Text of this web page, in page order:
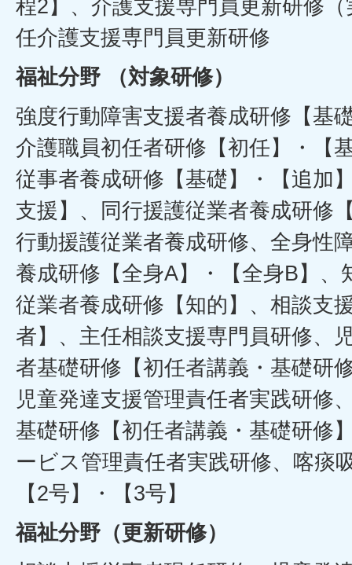
程2】、介護支援専門員更新研修
任介護支援専門員更新研修
福祉分野 （対象研修）
強度行動障害支援者養成研修【基
介護職員初任者研修【初任】・【
従事者養成研修【基礎】・【追加
支援】、同行援護従業者養成研修
行動援護従業者養成研修、全身性
養成研修【全身A】・【全身B】、
従業者養成研修【知的】、相談支
者】、主任相談支援専門員研修、
者基礎研修【初任者講義・基礎研
児童発達支援管理責任者実践研修
基礎研修【初任者講義・基礎研修
ービス管理責任者実践研修、喀痰
【2号】・【3号】
福祉分野（更新研修）